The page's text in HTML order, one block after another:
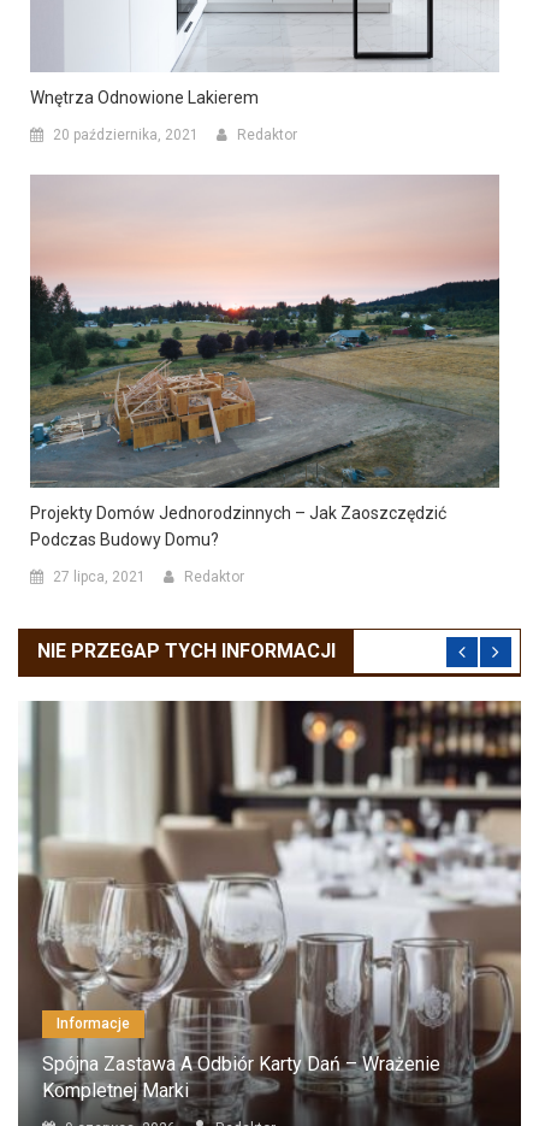
Wnętrza Odnowione Lakierem
20 października, 2021 Redaktor
Projekty Domów Jednorodzinnych – Jak Zaoszczędzić
Podczas Budowy Domu?
27 lipca, 2021 Redaktor
NIE PRZEGAP TYCH INFORMACJI
Informacje
Spójna Zastawa A Odbiór Karty Dań – Wrażenie
Kompletnej Marki